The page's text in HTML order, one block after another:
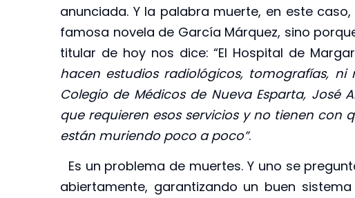
anunciada. Y la palabra muerte, en este
famosa novela de García Márquez, sino
titular de hoy nos dice: “El Hospital de
hacen estudios radiológicos, tomografías, ni
Colegio de Médicos de Nueva Esparta, José
que requieren esos servicios y no tienen con
están muriendo poco a poco”.
Es un problema de muertes. Y uno se
abiertamente, garantizando un buen